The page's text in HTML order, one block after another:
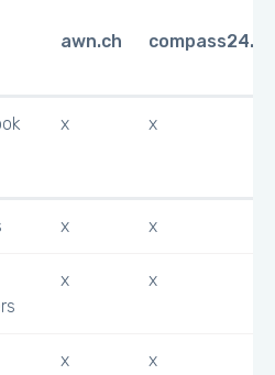
awn.ch compass24.ch
x x
x x
x x
x x